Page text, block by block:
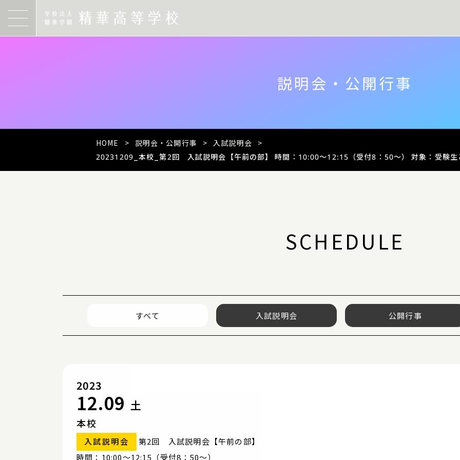
説明会・公開行事
HOME > 説明会・公開行事 > 入試説明会
>
20231209_本校_第2回 入試説明会【午前の部】 時間：10:00〜12:15（受付8：50～） 対象：受験
SCHEDULE
すべて 入試説明会 公開行事
2023
12.09 土
本校
入試説明会
第2回 入試説明会【午前の部】
時間：10:00〜12:15（受付8：50～）